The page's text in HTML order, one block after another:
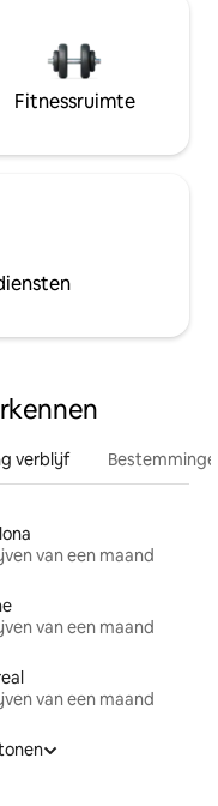
Fitnessruimte
verblijf
van een maand
van een maand
van een maand